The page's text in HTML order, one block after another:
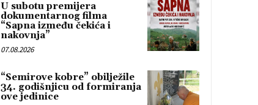
U subotu premijera
dokumentarnog filma
“Sapna između čekića i
nakovnja”
07.08.2026
“Semirove kobre” obilježile
34. godišnjicu od formiranja
ove jedinice